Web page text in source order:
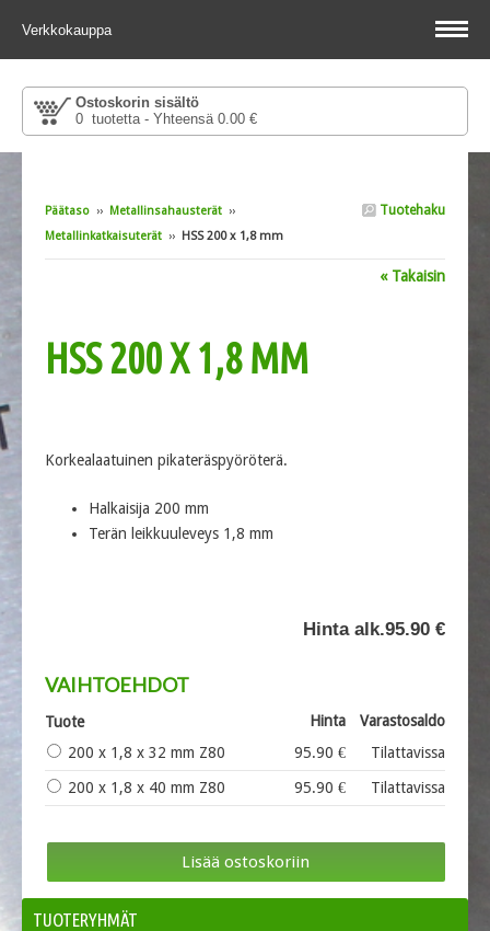
Verkkokauppa
Ostoskorin sisältö
0 tuotetta - Yhteensä 0.00 €
Tuotehaku
Päätaso ›› Metallinsahausterät ››
Metallinkatkaisuterät ›› HSS 200 x 1,8 mm
« Takaisin
HSS 200 X 1,8 MM
Korkealaatuinen pikateräspyöröterä.
Halkaisija 200 mm
Terän leikkuuleveys 1,8 mm
Hinta alk.95.90 €
VAIHTOEHDOT
Tuote Hinta
Varastosaldo
200 x 1,8 x 32 mm Z80
95.90 €
Tilattavissa
200 x 1,8 x 40 mm Z80
95.90 € Tilattavissa
TUOTERYHMÄT